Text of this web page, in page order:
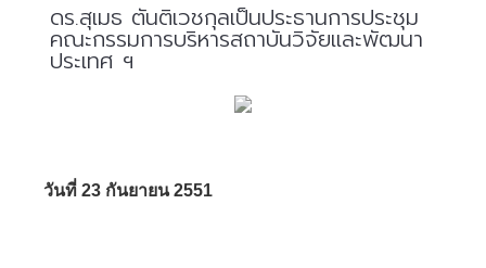
ดร.สุเมธ ตันติเวชกุลเป็นประธานการประชุม
คณะกรรมการบริหารสถาบันวิจัยและพัฒนา
ประเทศ ฯ
วันที่ 23 กันยายน 2551